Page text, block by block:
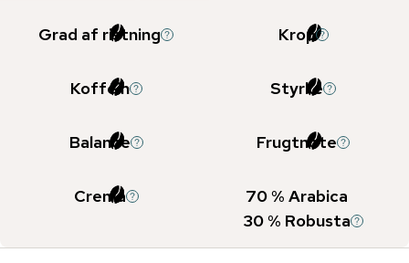
Grad af ristning Krop
Koffein Styrke
Balance Frugtnote
Crema 70% Arabica
30% Robusta